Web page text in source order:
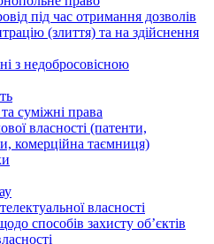
під час отримання дозволів
(злиття) та на здійснення
з недобросовісною
суміжні права
власності (патенти,
комерційна таємниця)
власності
способів захисту об’єктів